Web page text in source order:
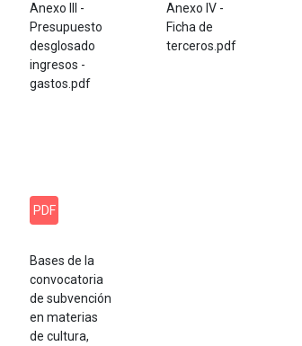
Anexo III -
Presupuesto
desglosado
ingresos -
gastos.pdf
Anexo IV -
Ficha de
terceros.pdf
PDF
Bases de la
convocatoria
de subvención
en materias
de cultura,